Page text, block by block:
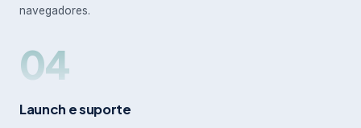
navegadores.
04
Launch e suporte